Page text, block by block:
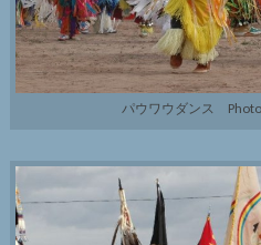
パウワウダンス Photo